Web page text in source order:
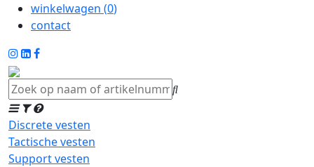
winkelwagen (0)
contact
Discrete vesten
Tactische vesten
Support vesten